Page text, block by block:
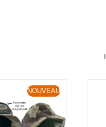
NOUVEAU